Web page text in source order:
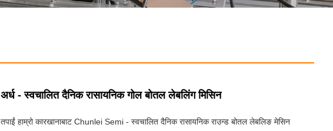
अर्ध - स्वचालित दैनिक रासायनिक गोल बोतल लेबलिंग मिसिन
तपाईं हाम्रो कारखानाबाट Chunlei Semi - स्वचालित दैनिक रासायनिक राउन्ड बोतल लेबलिङ मेसिन